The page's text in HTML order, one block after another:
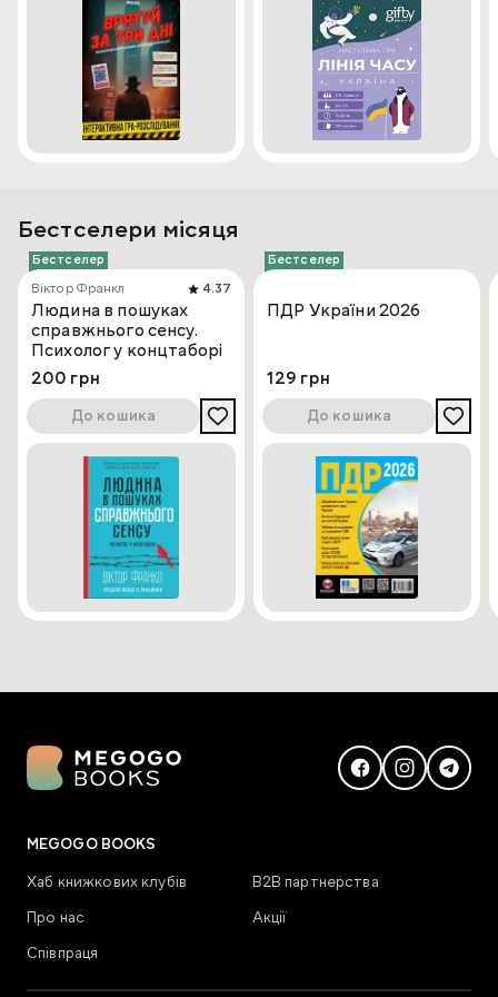
10 білих жетонів бамбукових віничків часен
1 книжка правил
Бестселери місяця
Бестселер
Віктор Франкл
4.37
Людина в пошуках
справжнього сенсу.
Психолог у концтаборі
200 грн
До кошика
Бестселер
ПДР України 2026
129 грн
До кошика
MEGOGO BOOKS
Хаб книжкових клубів
В2В партнерства
Про нас
Акції
Співпраця